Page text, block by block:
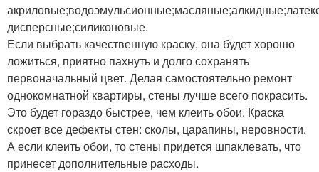
дисперсные;силиконовые.
Если выбрать качественную краску, она будет хорошо
ложиться, приятно пахнуть и долго сохранять
первоначальный цвет. Делая самостоятельно ремонт
однокомнатной квартиры, стены лучше всего покрасить.
Это будет гораздо быстрее, чем клеить обои. Краска
скроет все дефекты стен: сколы, царапины, неровности.
А если клеить обои, то стены придется шпаклевать, что
принесет дополнительные расходы.